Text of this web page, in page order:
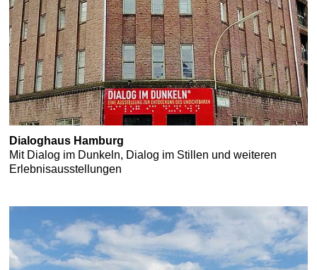
Dialoghaus Hamburg
Mit Dialog im Dunkeln, Dialog im Stillen und weiteren
Erlebnisausstellungen